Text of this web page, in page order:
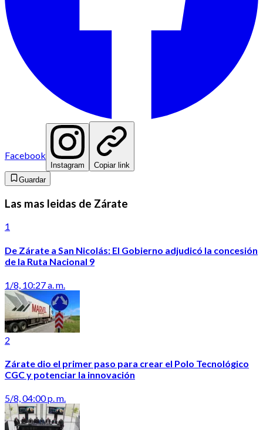
Facebook
Instagram
Copiar link
Guardar
Las mas leidas de Zárate
1
De Zárate a San Nicolás: El Gobierno adjudicó la concesión
de la Ruta Nacional 9
1/8, 10:27 a. m.
2
Zárate dio el primer paso para crear el Polo Tecnológico
CGC y potenciar la innovación
5/8, 04:00 p. m.